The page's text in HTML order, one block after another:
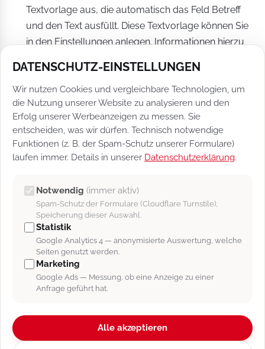
Textvorlage aus, die automatisch das Feld Betreff
und den Text ausfüllt. Diese Textvorlage können Sie
in den Einstellungen anlegen. Informationen hierzu
Wählen Sie unten Ihre Briefsignatur so wie Ihr
Briefpapier aus. Nun können Sie ihre E-Mail durch einen
Klick:
Aktualisieren:Der Text wird gespeichert und Sie
PDF:
Laden Sie ihren Brief als PDF runter.
Onlinebrief24.de:Weitere Informationen finden Sie
in folgendem
Drucken:Drucken Sie ihr Schreiben aus.
Entwurf: Speichern Sie ihren Brief als Entwurf.
Versendet:Schicken Sie den Brief ab.
DATENSCHUTZ-EINSTELLUNGEN
Wir nutzen Cookies und vergleichbare Technologien, um
die Nutzung unserer Website zu analysieren und den
Erfolg unserer Werbeanzeigen zu messen. Sie
entscheiden, was wir dürfen. Technisch notwendige
Funktionen (z. B. der Spam-Schutz unserer Formulare)
laufen immer. Details in unserer Datenschutzerklärung.
Notwendig (immer aktiv)
Spam-Schutz der Formulare (Cloudflare Turnstile),
Speicherung dieser Auswahl.
Statistik
Google Analytics 4 — anonymisierte Auswertung, welche
Seiten genutzt werden.
Marketing
Google Ads — Messung, ob eine Anzeige zu einer
Anfrage geführt hat.
Alle akzeptieren